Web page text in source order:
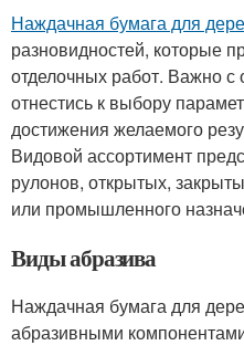
Наждачная бумага для
разновидностей, которые
отделочных работ. Важно
отнестись к выбору
достижения желаемого
Видовой ассортимент
рулонов, открытых,
или промышленного
Виды абразива
Наждачная бумага для
абразивными